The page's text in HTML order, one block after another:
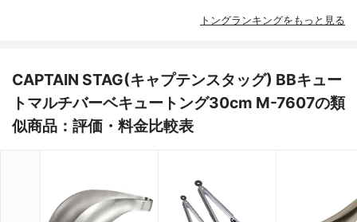
トングランキングをもっと見る
CAPTAIN STAG(キャプテンスタッグ) BBキュー
トマルチバーベキュートング30cm M-7607の類
似商品：評価・料金比較表